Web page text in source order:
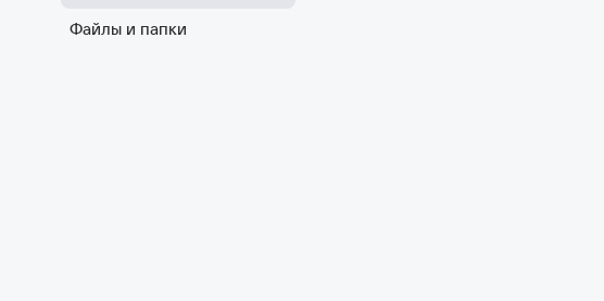
Файлы и папки